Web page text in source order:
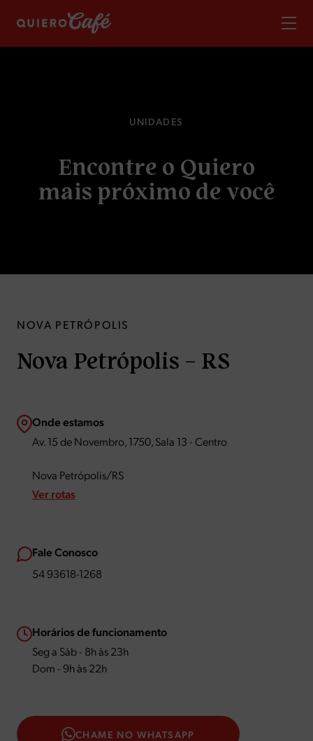
UNIDAD ES
Encontre o Quiero
mais próximo de você
NOVA PETRÓPOLIS
Nova Petrópolis – RS
Onde estamos
Av. 15 de Novembro, 1750, Sala 13 - Centro
Nova Petrópolis/RS
Ver rotas
Fale Conosco
54 93618-1268
Horários de funcionamento
Seg a Sáb - 8h às 23h
Dom - 9h às 22h
CHAME NO WHATSAPP